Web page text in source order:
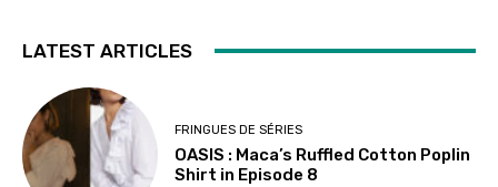
LATEST ARTICLES
FRINGUES DE SÉRIES
OASIS : Maca’s Ruffled Cotton Poplin
Shirt in Episode 8